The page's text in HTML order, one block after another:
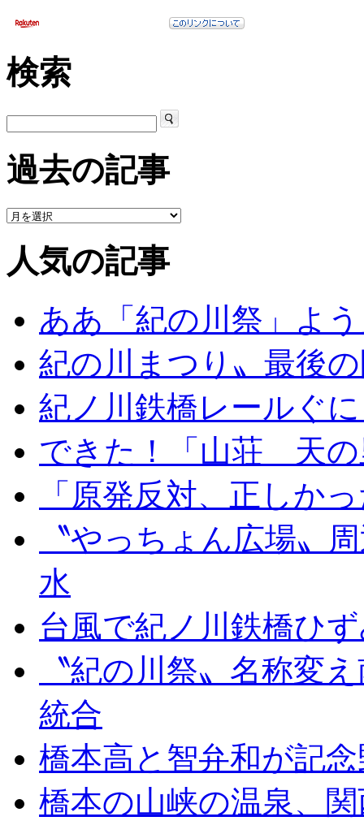
検索
過去の記事
人気の記事
ああ「紀の川祭」よ
紀の川まつり〟最後
紀ノ川鉄橋レールぐ
できた！「山荘 天の
「原発反対、正しか
〝やっちょん広場〟
水
台風で紀ノ川鉄橋ひ
〝紀の川祭〟名称変
統合
橋本高と智弁和が記
橋本の山峡の温泉、